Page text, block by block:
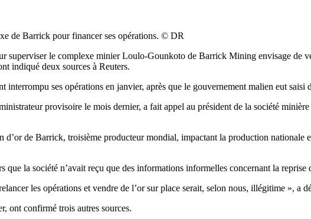
de Barrick pour financer ses opérations. © DR
superviser le complexe minier Loulo-Gounkoto de Barrick Mining envisage de
indiqué deux sources à Reuters.
ses opérations en janvier, après que le gouvernement malien eut
provisoire le mois dernier, a fait appel au président de la société
d’or de Barrick, troisième producteur mondial, impactant la production
la société n’avait reçu que des informations informelles concernant la reprise
les opérations et vendre de l’or sur place serait, selon nous, illégitime », a
ont confirmé trois autres sources.